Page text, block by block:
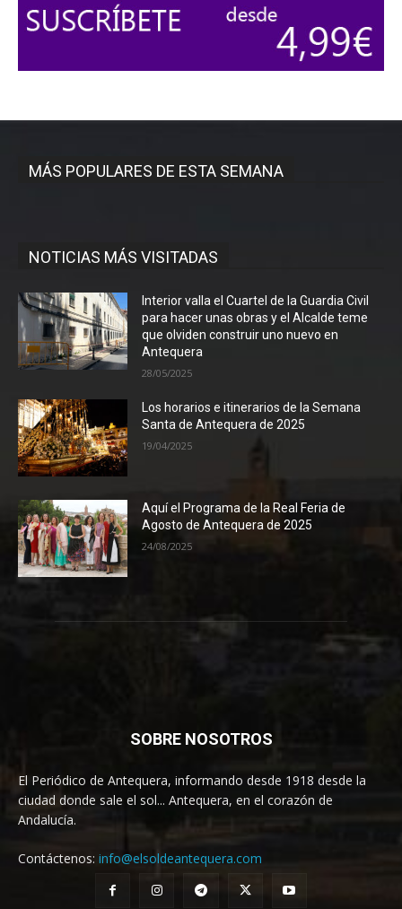
MÁS POPULARES DE ESTA SEMANA
NOTICIAS MÁS VISITADAS
Interior valla el Cuartel de la Guardia Civil
para hacer unas obras y el Alcalde teme
que olviden construir uno nuevo en
Antequera
28/05/2025
Los horarios e itinerarios de la Semana
Santa de Antequera de 2025
19/04/2025
Aquí el Programa de la Real Feria de
Agosto de Antequera de 2025
24/08/2025
SOBRE NOSOTROS
El Periódico de Antequera, informando desde 1918 desde la
ciudad donde sale el sol... Antequera, en el corazón de
Andalucía.
Contáctenos: info@elsoldeantequera.com